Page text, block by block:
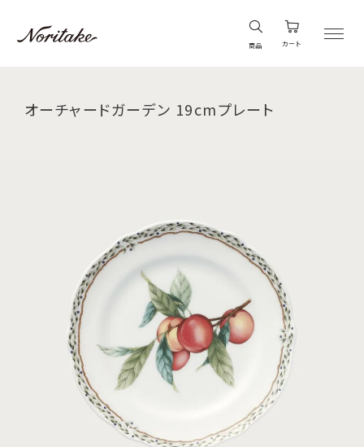
商品 カート
オーチャードガーデン 19cmプレート